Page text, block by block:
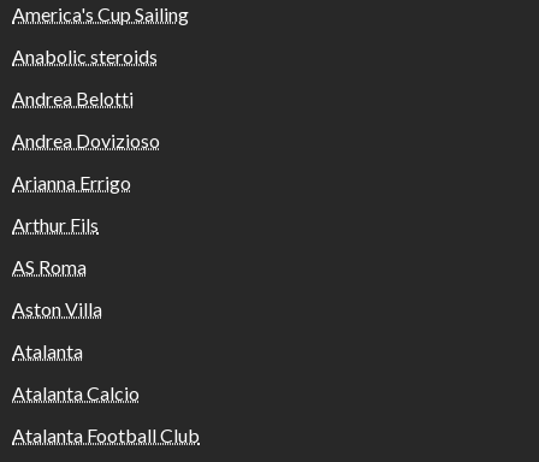
America's Cup Sailing
Anabolic steroids
Andrea Belotti
Andrea Dovizioso
Arianna Errigo
Arthur Fils
AS Roma
Aston Villa
Atalanta
Atalanta Calcio
Atalanta Football Club